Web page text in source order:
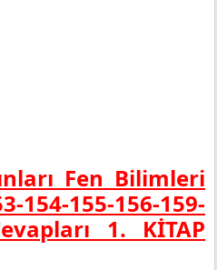
Fen Bilimleri
155-156-159-
1. KİTAP